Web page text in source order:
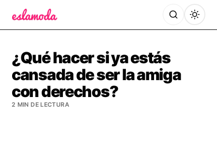
¿Qué hacer si ya estás
cansada de ser la amiga
con derechos?
2 MIN DE LECTURA